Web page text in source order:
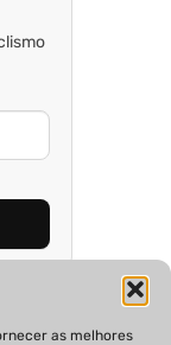
as melhores